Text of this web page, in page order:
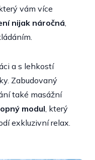
vám více
nijak náročná,
a s lehkostí
Zabudovaný
také masážní
modul, který
exkluzivní relax.